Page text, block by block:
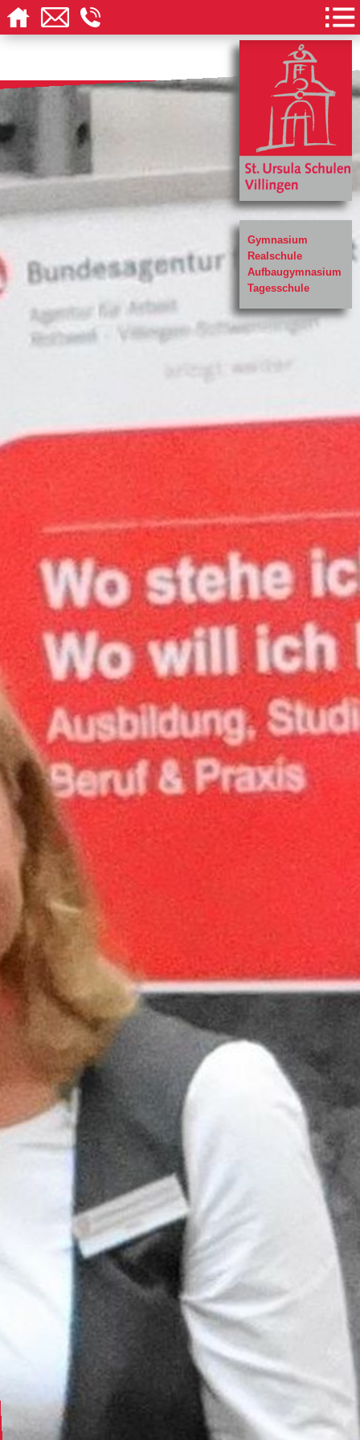
Gymnasium
Realschule
Aufbaugymnasium
Tagesschule